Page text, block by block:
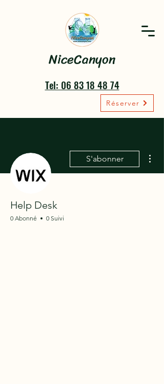
NiceCanyon
Tel: 06 83 18 48 74
Réserver
S'abonner
Help Desk
0 Abonné 0 Suivi